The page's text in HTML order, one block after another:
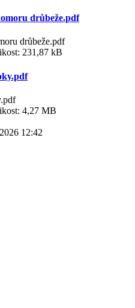
drůbeže.pdf
drůbeže.pdf
231,87 kB
4,27 MB
12:42